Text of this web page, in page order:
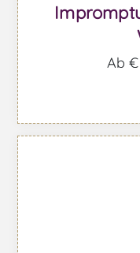
Ab